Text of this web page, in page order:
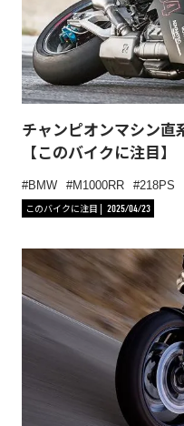
チャンピオンマシン直
【このバイクに注目】
BMW M1000RR
218PS
このバイクに注目
2025/04/23